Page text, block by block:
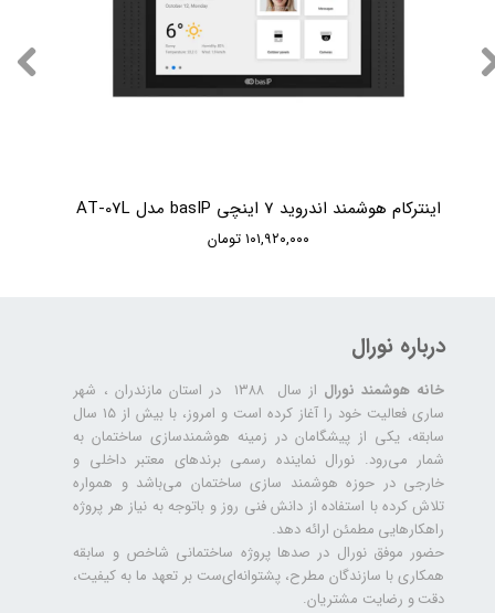
اینترکام هوشمند اندروید 7 اینچی basIP مدل AT-07L
۱۰۱,۹۲۰,۰۰۰ تومان
درباره نورال
خانه هوشمند نورال
از سال ۱۳۸۸ در استان مازندران ، شهر
ساری فعالیت خود را آغاز کرده است و امروز، با بیش از ۱۵ سال
سابقه، یکی از پیشگامان در زمینه هوشمندسازی ساختمان به
شمار می‌رود. نورال نماینده رسمی برندهای معتبر داخلی و
خارجی در حوزه هوشمند سازی ساختمان می‌باشد و همواره
تلاش کرده با استفاده از دانش فنی روز و باتوجه به نیاز هر پروژه
راهکارهایی مطمئن ارائه دهد.
حضور موفق نورال در صدها پروژه‌ ساختمانی شاخص و سابقه
همکاری با سازندگان مطرح، پشتوانه‌ای‌ست بر تعهد ما به کیفیت،
دقت و رضایت مشتریان.